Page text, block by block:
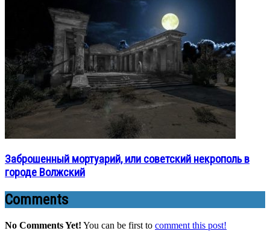
Заброшенный мортуарий, или советский некрополь в
городе Волжский
Comments
No Comments Yet! You can be first to comment this post!